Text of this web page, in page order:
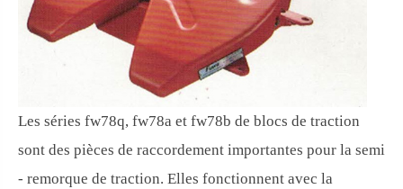
Les séries fw78q, fw78a et fw78b de blocs de traction
sont des pièces de raccordement importantes pour la semi
- remorque de traction. Elles fonctionnent avec la